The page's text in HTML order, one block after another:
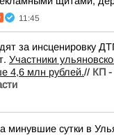
11:45
за инсценировку
Участники
4,6 млн рублей.// КП -
минувшие сутки в